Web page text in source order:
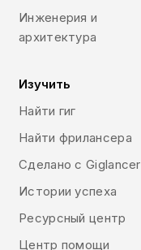
Инженерия и
архитектура
Изучить
Найти гиг
Найти фрилансера
Сделано с Giglancer
Истории успеха
Ресурсный центр
Центр помощи